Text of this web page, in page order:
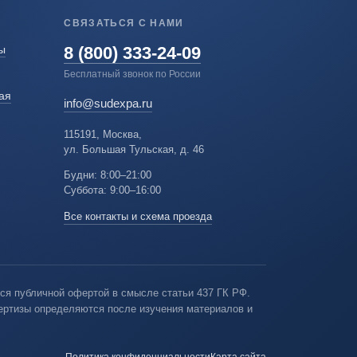
СВЯЗАТЬСЯ С НАМИ
8 (800) 333-24-09
Бесплатный звонок по России
info@sudexpa.ru
115191, Москва,
ул. Большая Тульская, д. 46
Будни: 8:00–21:00
Суббота: 9:00–16:00
Все контакты и схема проезда
публичной офертой в смысле статьи 437 ГК РФ.
определяются после изучения материалов и